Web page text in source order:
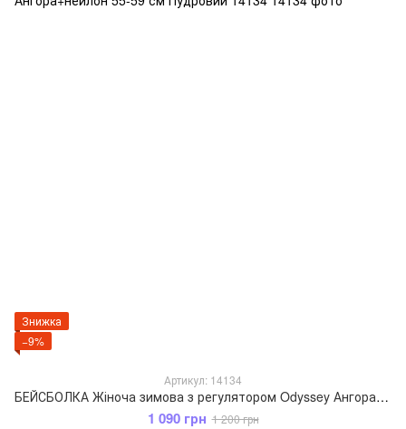
Знижка
−9%
Артикул: 14134
БЕЙСБОЛКА Жіноча зимова з регулятором Odyssey Ангора+нейлон 55-59 см Пудровий 14134
1 090 грн 1 200 грн